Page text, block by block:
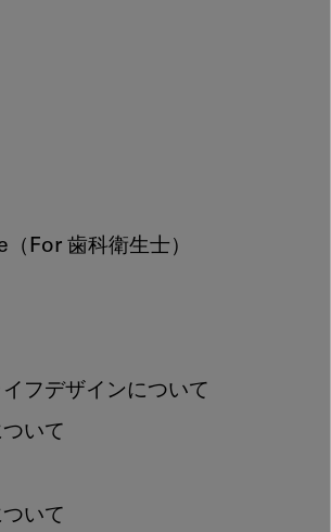
（For 歯科衛生士）
フデザインについて
いて
いて